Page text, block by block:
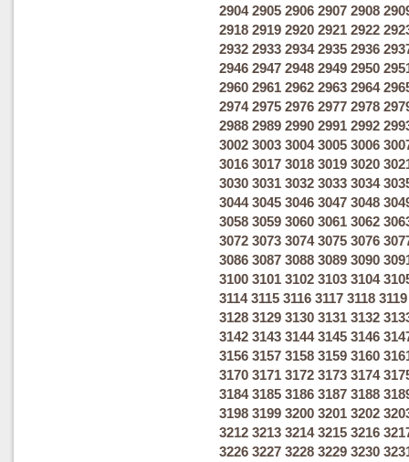
2904 2905 2906 2907 2908
2918 2919 2920 2921 2922
2932 2933 2934 2935 2936
2946 2947 2948 2949 2950
2960 2961 2962 2963 2964
2974 2975 2976 2977 2978
2988 2989 2990 2991 2992
3002 3003 3004 3005 3006
3016 3017 3018 3019 3020
3030 3031 3032 3033 3034
3044 3045 3046 3047 3048
3058 3059 3060 3061 3062
3072 3073 3074 3075 3076
3086 3087 3088 3089 3090
3100 3101 3102 3103 3104
3114 3115 3116 3117 3118 3119
3128 3129 3130 3131 3132
3142 3143 3144 3145 3146
3156 3157 3158 3159 3160
3170 3171 3172 3173 3174
3184 3185 3186 3187 3188
3198 3199 3200 3201 3202
3212 3213 3214 3215 3216
3226 3227 3228 3229 3230